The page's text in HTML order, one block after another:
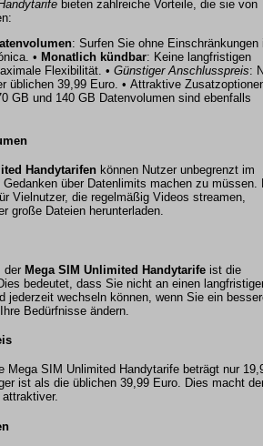
bieten zahlreiche Vorteile, die sie von
: Surfen Sie ohne Einschränkungen
• Monatlich kündbar: Keine langfristigen
Flexibilität. • Günstiger Anschlusspreis:
üblichen 39,99 Euro. • Attraktive
GB und 140 GB Datenvolumen sind ebenfalls
Handytarifen können Nutzer unbegrenzt im
Gedanken über Datenlimits machen zu müssen.
Vielnutzer, die regelmäßig Videos streamen,
große Dateien herunterladen.
der Mega SIM Unlimited Handytarife ist die
bedeutet, dass Sie nicht an einen
jederzeit wechseln können, wenn Sie ein
Bedürfnisse ändern.
Mega SIM Unlimited Handytarife beträgt nur
ist als die üblichen 39,99 Euro. Dies macht